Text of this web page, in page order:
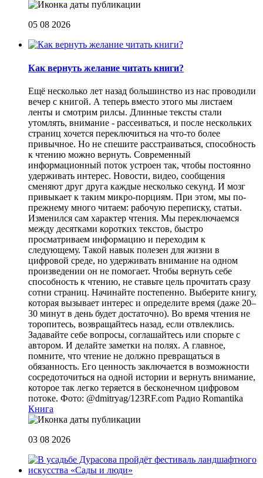
05 08 2026
Как вернуть желание читать книги?
Eщё несколько лет назад большинство из нас проводили
вечер с книгой. А теперь вместо этого мы листаем
ленты и смотрим рилсы. Длинные тексты стали
утомлять, внимание - рассеиваться, и после нескольких
страниц хочется переключиться на что-то более
привычное. Но не спешите расстраиваться, способность
к чтению можно вернуть. Современный
информационный поток устроен так, чтобы постоянно
удерживать интерес. Новости, видео, сообщения
сменяют друг друга каждые несколько секунд. И мозг
привыкает к таким микро-порциям. При этом, мы по-
прежнему много читаем: рабочую переписку, статьи.
Изменился сам характер чтения. Мы переключаемся
между десятками коротких текстов, быстро
просматриваем информацию и переходим к
следующему. Такой навык полезен для жизни в
цифровой среде, но удерживать внимание на одном
произведении он не помогает. Чтобы вернуть себе
способность к чтению, не ставьте цель прочитать сразу
сотни страниц. Начинайте постепенно. Выберите книгу,
которая вызывает интерес и определите время (даже 20–
30 минут в день будет достаточно). Во время чтения не
торопитесь, возвращайтесь назад, если отвлеклись.
Задавайте себе вопросы, соглашайтесь или спорьте с
автором. И делайте заметки на полях. А главное,
помните, что чтение не должно превращаться в
обязанность. Его ценность заключается в возможности
сосредоточиться на одной истории и вернуть внимание,
которое так легко теряется в бесконечном цифровом
потоке. Фото: @dmitryag/123RF.com Радио Romantika
Книга
03 08 2026